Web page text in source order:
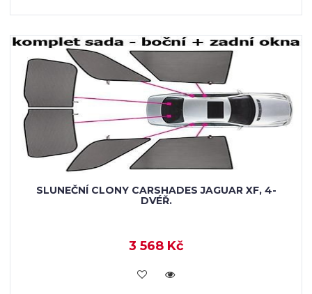
SLUNEČNÍ CLONY CARSHADES JAGUAR XF, 4-
DVÉŘ.
3 568 Kč
KOUPIT